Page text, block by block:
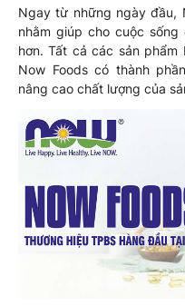
Ngay từ những ngày đầu,
nhằm giúp cho cuộc
hơn. Tất cả các sản
Now Foods có thành
nâng cao chất lượng của